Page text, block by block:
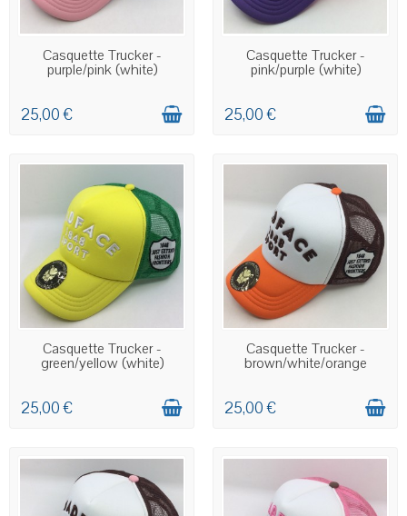
EN STOCK
Casquette Trucker -
purple/pink (white)
25,00 €
EN STOCK
Casquette Trucker -
pink/purple (white)
25,00 €
EN STOCK
Casquette Trucker -
green/yellow (white)
25,00 €
EN STOCK
Casquette Trucker -
brown/white/orange
25,00 €